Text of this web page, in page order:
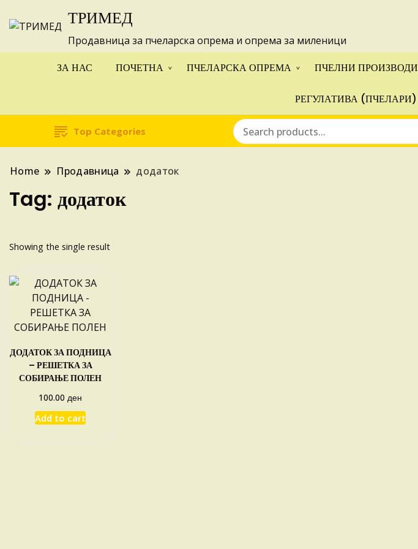
ТРИМЕД
Продавница за пчеларска опрема и опрема за миленици
ЗА НАС ПОЧЕТНА ПЧЕЛАРСКА ОПРЕМА ПЧЕЛНИ ПРОИЗВОДИ
РЕГУЛАТИВА (ПЧЕЛАРИ)
Top Categories
Home Продавница додаток
Tag: додаток
Showing the single result
ДОДАТОК ЗА ПОДНИЦА
– РЕШЕТКА ЗА
СОБИРАЊЕ ПОЛЕН
100.00ден
Add to cart